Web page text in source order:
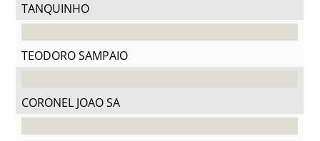
TANQUINHO
TEODORO SAMPAIO
CORONEL JOAO SA